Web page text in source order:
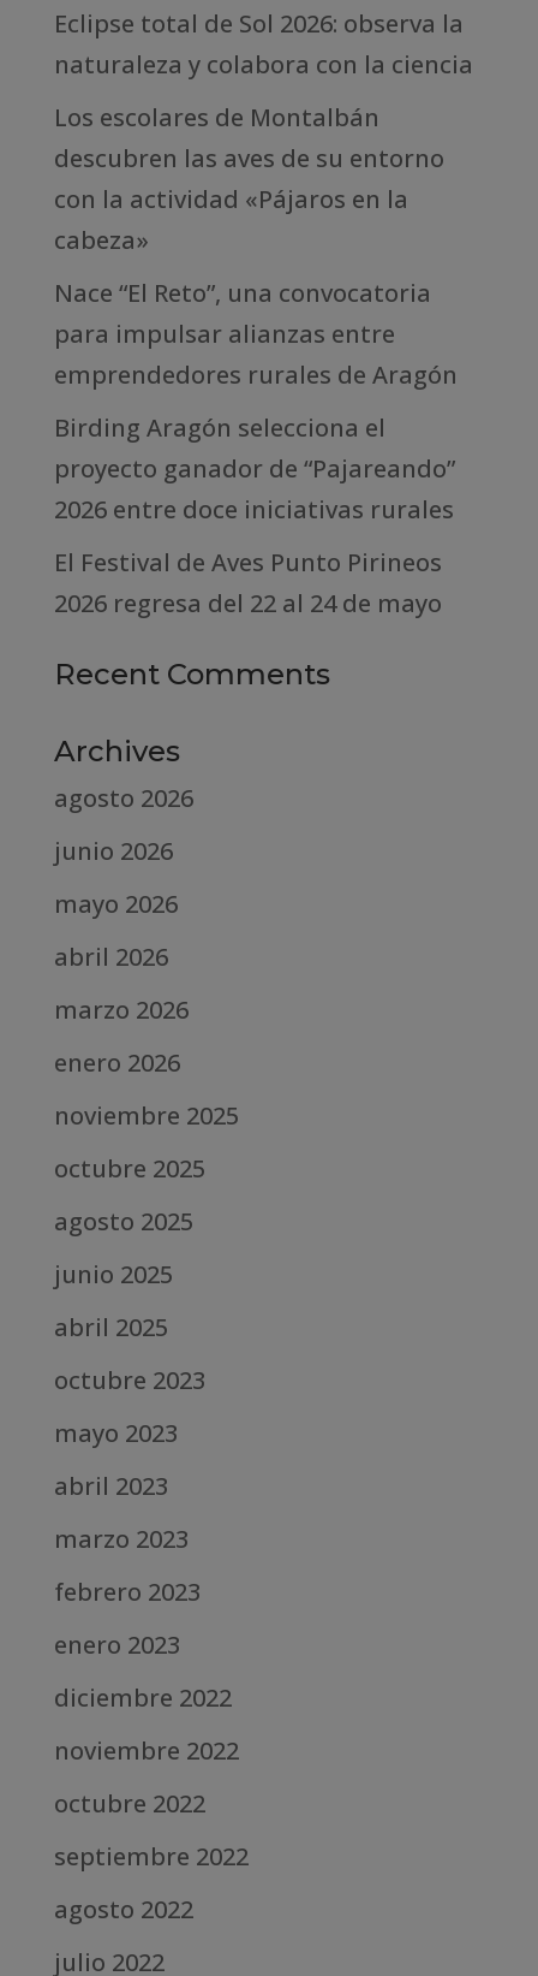
Eclipse total de Sol 2026: observa la
naturaleza y colabora con la ciencia
Los escolares de Montalbán
descubren las aves de su entorno
con la actividad «Pájaros en la
cabeza»
Nace “El Reto”, una convocatoria
para impulsar alianzas entre
emprendedores rurales de Aragón
Birding Aragón selecciona el
proyecto ganador de “Pajareando”
2026 entre doce iniciativas rurales
El Festival de Aves Punto Pirineos
2026 regresa del 22 al 24 de mayo
Recent Comments
Archives
agosto 2026
junio 2026
mayo 2026
abril 2026
marzo 2026
enero 2026
noviembre 2025
octubre 2025
agosto 2025
junio 2025
abril 2025
octubre 2023
mayo 2023
abril 2023
marzo 2023
febrero 2023
enero 2023
diciembre 2022
noviembre 2022
octubre 2022
septiembre 2022
agosto 2022
julio 2022